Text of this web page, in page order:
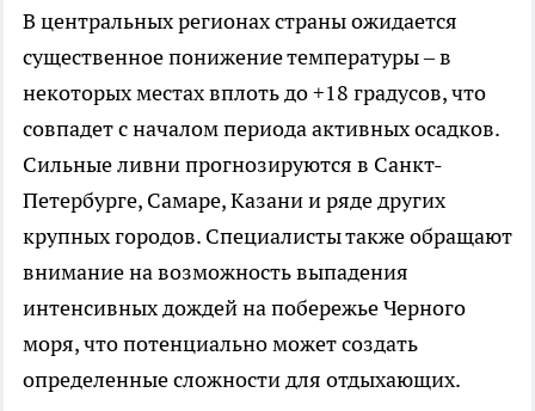
В центральных регионах страны ожидается
существенное понижение температуры – в
некоторых местах вплоть до +18 градусов, что
совпадет с началом периода активных осадков.
Сильные ливни прогнозируются в Санкт-
Петербурге, Самаре, Казани и ряде других
крупных городов. Специалисты также обращают
внимание на возможность выпадения
интенсивных дождей на побережье Черного
моря, что потенциально может создать
определенные сложности для отдыхающих.